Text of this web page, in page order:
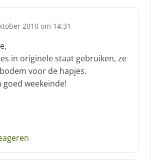
2010 om 14:31
in originele staat gebruiken, ze
voor de hapjes.
goed weekeinde!